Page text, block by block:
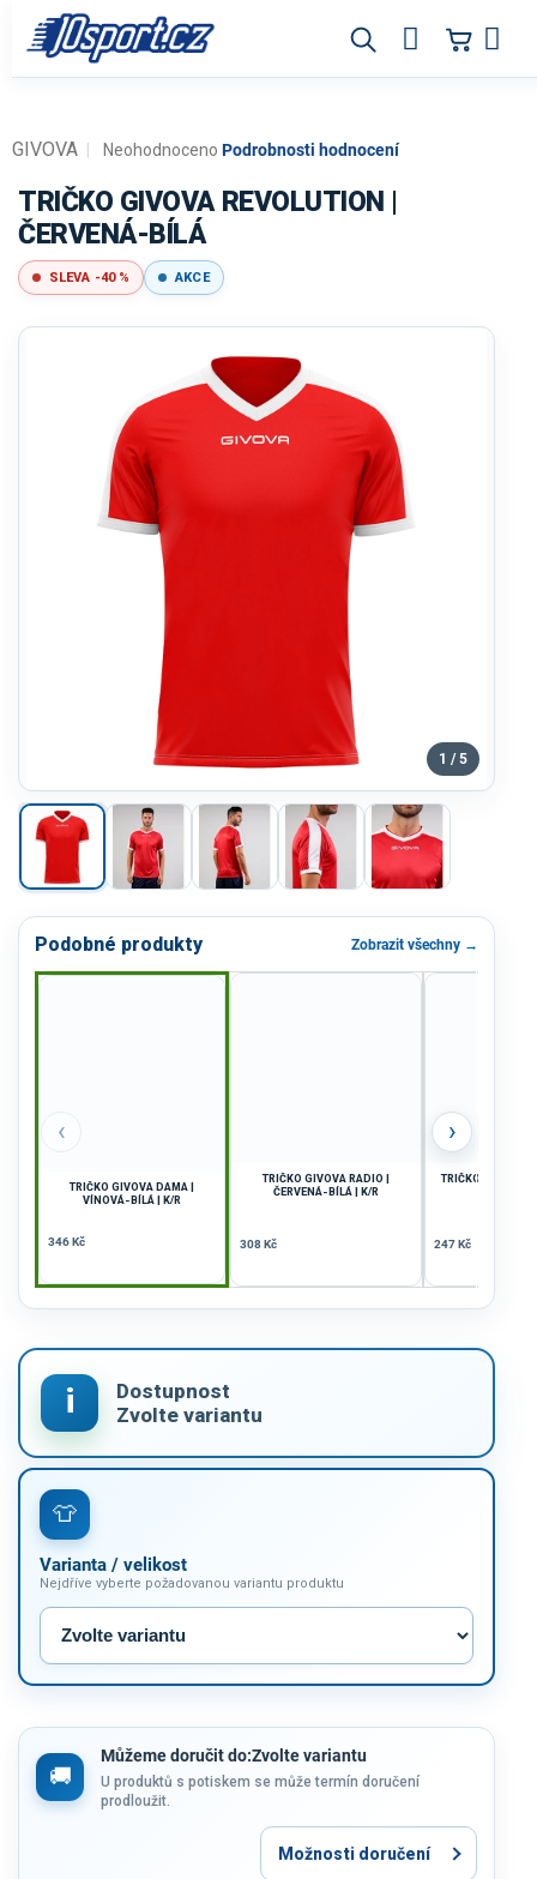
obsah
Průměrné
produktu
je
0,0
z
5
Neohodnoceno Podrobnosti hodnocení
GIVOVA
TRIČKO GIVOVA REVOLUTION |
ČERVENÁ-BÍLÁ
SLEVA -40 % AKCE
1 / 5
Podobné produkty Zobrazit všechny →
‹
TRIČKO GIVOVA DAMA |
VÍNOVÁ-BÍLÁ | K/R
346 Kč
TRIČKO GIVOVA RADIO |
ČERVENÁ-BÍLÁ | K/R
308 Kč
TRIČKO GIVOVA
247 Kč
›
Varianta / velikost
Nejdříve vyberte požadovanou variantu produktu
Můžeme doručit do:Zvolte variantu
U produktů s potiskem se může termín doručení
prodloužit.
Možnosti doručení